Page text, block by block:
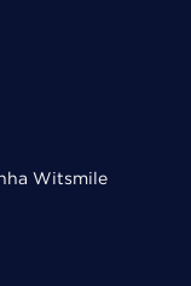
Witsmile